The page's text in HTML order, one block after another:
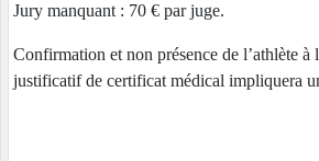
Jury manquant : 70 € par juge.
Confirmation et non présence de l’athlète à
justificatif de certificat médical impliquera